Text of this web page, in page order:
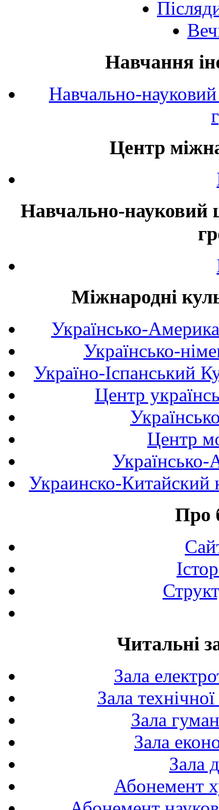
Навчання
Навчально-
Центр
Навчально-науковий
Міжнародні
Українсько-
Українсько-
Україно-Іспанський
Центр
Центр
Українсько-
Украинско-Китайский
Про
Читальні
Зала
Зала
Зала
Зала
Зала
Абонемент